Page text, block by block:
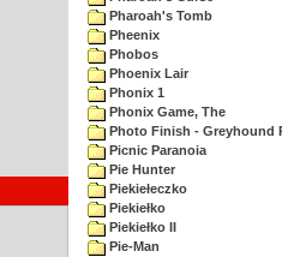
Pharoah's Tomb
Pheenix
Phobos
Phoenix Lair
Phonix 1
Phonix Game, The
Photo Finish - Greyhound
Picnic Paranoia
Pie Hunter
Piekiełeczko
Piekiełko
Piekiełko II
Pie-Man